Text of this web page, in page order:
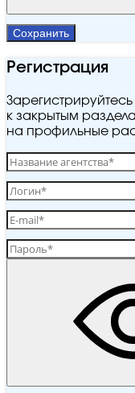
Сохранить
Регистрация
к закрытым
на профильные